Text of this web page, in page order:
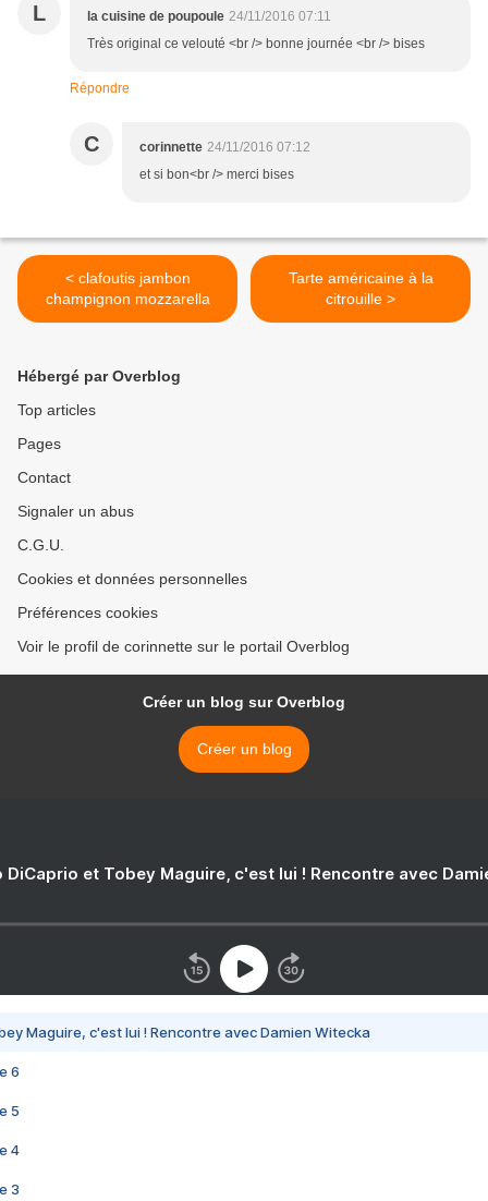
L la cuisine de poupoule 24/11/2016 07:11
Très original ce velouté <br /> bonne journée <br /> bises
Répondre
C corinnette 24/11/2016 07:12
et si bon<br /> merci bises
< clafoutis jambon
champignon mozzarella
Tarte américaine à la
citrouille >
Hébergé par Overblog
Top articles
Pages
Contact
Signaler un abus
C.G.U.
Cookies et données personnelles
Préférences cookies
Voir le profil de corinnette sur le portail Overblog
Créer un blog sur Overblog
Créer un blog
DiCaprio et Tobey Maguire, c'est lui ! Rencontre avec
Maguire, c'est lui ! Rencontre avec Damien Witecka
6
5
4
3